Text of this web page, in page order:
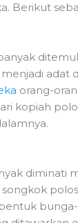
Berikut
adat
orang-
kopiah
diminati